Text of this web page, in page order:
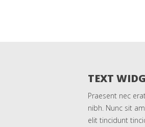
TEXT
Praesent nec
nibh. Nunc sit
elit tincidunt